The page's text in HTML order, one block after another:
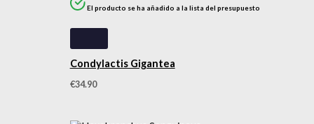
El producto se ha añadido a la lista del presupuesto
Condylactis Gigantea
€34.90